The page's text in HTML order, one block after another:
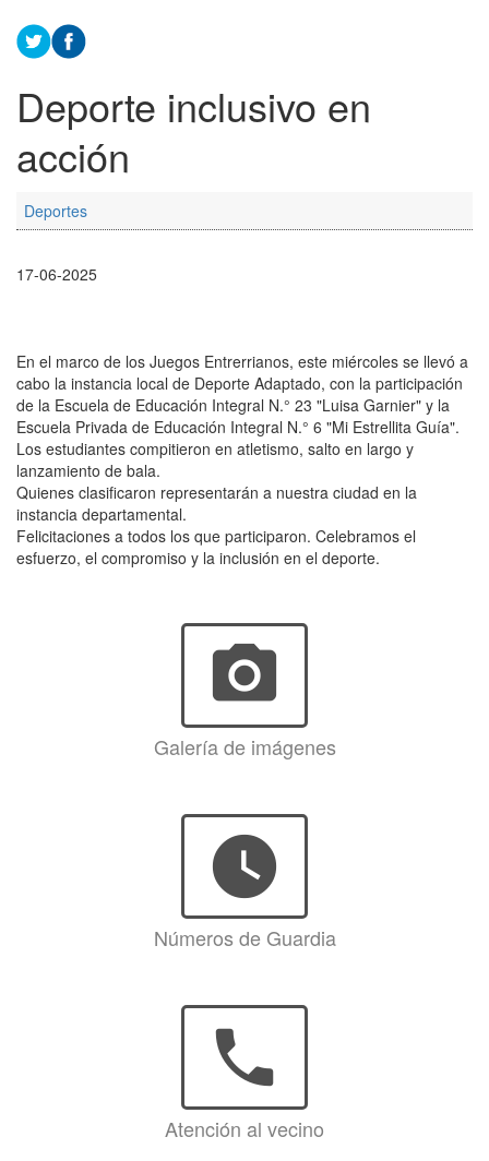
Deporte inclusivo en
acción
Deportes
17-06-2025
En el marco de los Juegos Entrerrianos, este miércoles se llevó a
cabo la instancia local de Deporte Adaptado, con la participación
de la Escuela de Educación Integral N.° 23 "Luisa Garnier" y la
Escuela Privada de Educación Integral N.° 6 "Mi Estrellita Guía".
Los estudiantes compitieron en atletismo, salto en largo y
lanzamiento de bala.
Quienes clasificaron representarán a nuestra ciudad en la
instancia departamental.
Felicitaciones a todos los que participaron. Celebramos el
esfuerzo, el compromiso y la inclusión en el deporte.
photo_camera
Galería de imágenes
watch_later
Números de Guardia
phone
Atención al vecino